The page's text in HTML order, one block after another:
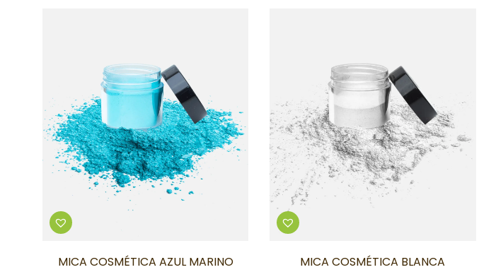
MICA COSMÉTICA AZUL MARINO MICA COSMÉTICA BLANCA